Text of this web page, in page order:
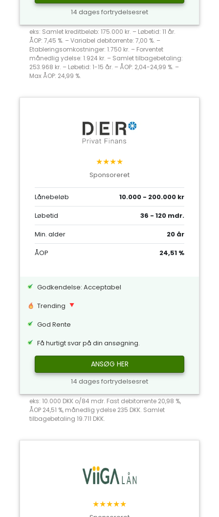
14 dages fortrydelsesret
eks: Samlet kreditbeløb: 175.000 kr. – Løbetid: 11 år.
ÅOP: 7,45 %. – Variabel debitorrente: 7,00 %. –
Etableringsomkostninger: 1.750 kr. – Forventet
månedlig ydelse: 1.924 kr. – Samlet tilbagebetaling:
253.968 kr. – Løbetid: 1-15 år. – ÅOP: 2,04-24,99 %. –
Max ÅOP: 24,99 %.
★★★★
Sponsoreret
Lånebeløb
10.000 - 200.000 kr
Løbetid
36 - 120 mdr.
Min. alder
20 år
ÅOP
24,51 %
Godkendelse: Acceptabel
Trending
God Rente
Få hurtigt svar på din ansøgning.
ANSØG HER
14 dages fortrydelsesret
eks: 10.000 DKK o/84 mdr. Fast debitorrente 20,98 %,
ÅOP 24,51 %, månedlig ydelse 235 DKK. Samlet
tilbagebetaling 19.711 DKK.
★★★★★